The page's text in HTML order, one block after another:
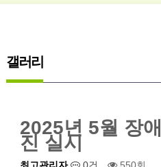
갤러리
2025년 5월 장
진 실시
최고관리자 0건 550회